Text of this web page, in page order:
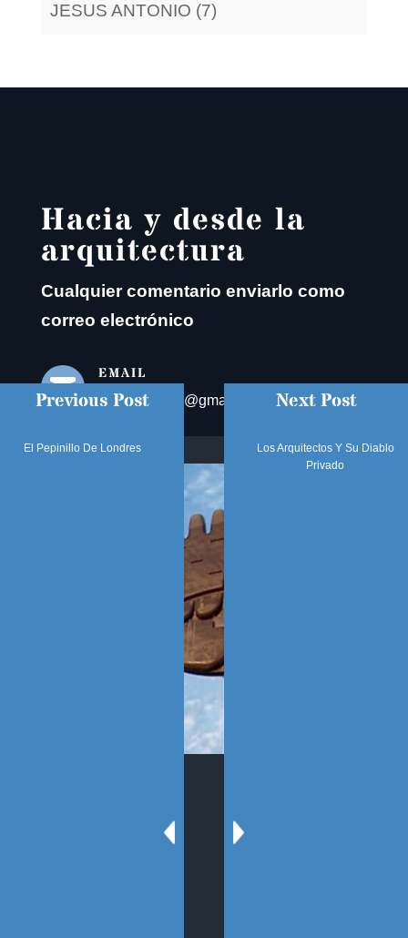
JESUS ANTONIO (7)
Hacia y desde la
arquitectura
Cualquier comentario enviarlo como
correo electrónico

EMAIL
otenreiroblog@gmail.com
Previous Post
El Pepinillo De Londres
Next Post
Los Arquitectos Y Su Diablo
Privado